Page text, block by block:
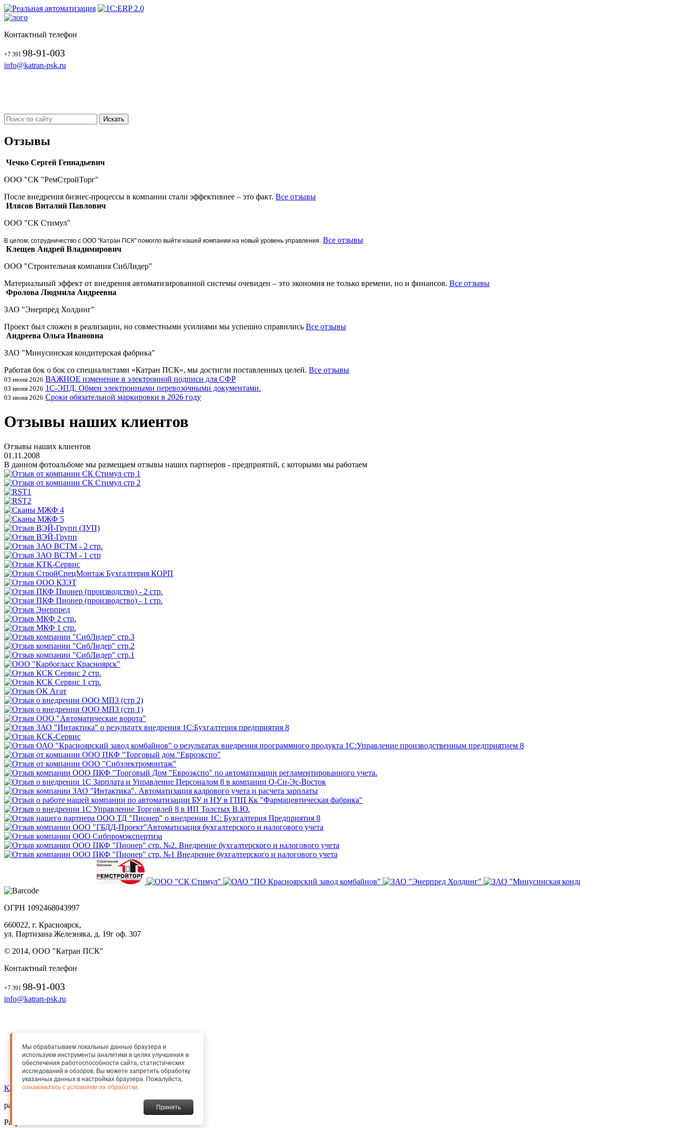
Контактный телефон
+7 391 98-91-003
info@katran-psk.ru
Отзывы
Чечко Сергей Геннадьевич
ООО "СК "РемСтройТорг"
После внедрения бизнес-процессы в компании стали эффективнее – это факт. Все отзывы
Илясов Виталий Павлович
ООО "СК Стимул"
В целом, сотрудничество с ООО "Катран ПСК" помогло выйти нашей компании на новый уровень управления. Все отзывы
Клещев Андрей Владимирович
ООО "Строительная компания СибЛидер"
Материальный эффект от внедрения автоматизированной системы очевиден – это экономия не только времени, но и финансов. Все отзывы
Фролова Людмила Андреевна
ЗАО "Энерпред Холдинг"
Проект был сложен в реализации, но совместными усилиями мы успешно справились Все отзывы
Андреева Ольга Ивановна
ЗАО "Минусинская кондитерская фабрика"
Работая бок о бок со специалистами «Катран ПСК», мы достигли поставленных целей. Все отзывы
03 июня 2026 ВАЖНОЕ изменение в электронной подписи для СФР
03 июня 2026 1С-ЭПД. Обмен электронными перевозочными документами.
03 июня 2026 Сроки обязательной маркировки в 2026 году
Отзывы наших клиентов
Отзывы наших клиентов
01.11.2008
В данном фотоальбоме мы размещаем отзывы наших партнеров - предприятий, с которыми мы работаем
ОГРН 1092468043997
660022, г. Красноярск,
ул. Партизана Железняка, д. 19г оф. 307
© 2014, ООО "Катран ПСК"
Контактный телефон
+7 391 98-91-003
info@katran-psk.ru
О компании
Купить 1С
Наши проекты
Услуги компании
Карта сайта
работает на
Разработка сайта —
Мы обрабатываем локальные данные браузера и
используем инструменты аналитики в целях улучшения и
обеспечения работоспособности сайта, статистических
исследований и обзоров. Вы можете запретить обработку
указанных данных в настройках браузера. Пожалуйста,
ознакомьтесь с условиями их обработки.
Принять